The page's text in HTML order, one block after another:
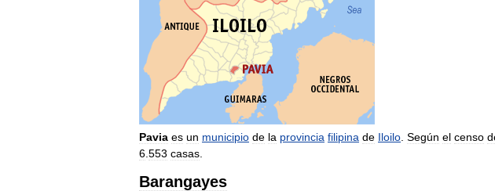
Pavia es un municipio de la provincia filipina de Iloilo Según el censo
6 553 casas
Barangayes